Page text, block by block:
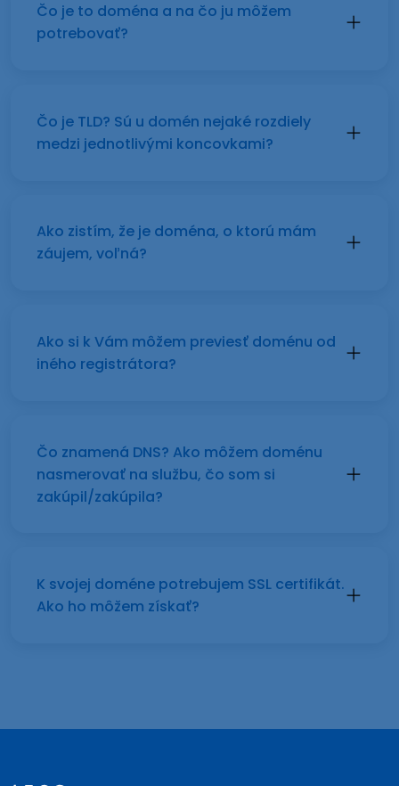
Čo je to doména a na čo ju môžem
potrebovať?
Čo je TLD? Sú u domén nejaké rozdiely
medzi jednotlivými koncovkami?
Ako zistím, že je doména, o ktorú mám
záujem, voľná?
Ako si k Vám môžem previesť doménu od
iného registrátora?
Čo znamená DNS? Ako môžem doménu
nasmerovať na službu, čo som si
zakúpil/zakúpila?
K svojej doméne potrebujem SSL certifikát.
Ako ho môžem získať?